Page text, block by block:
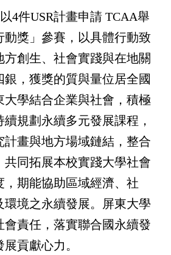
4件USR計畫申請 TCAA舉
動獎」參賽，以具體行動致
方創生、社會實踐與在地關
，獲獎的質與量位居全國
大學結合企業與社會，積極
規劃永續多元發展課程，
計畫與地方場域鏈結，整合
共同拓展本校實踐大學社會
，期能協助區域經濟、社
環境之永續發展。屏東大學
會責任，落實聯合國永續發
貢獻心力。